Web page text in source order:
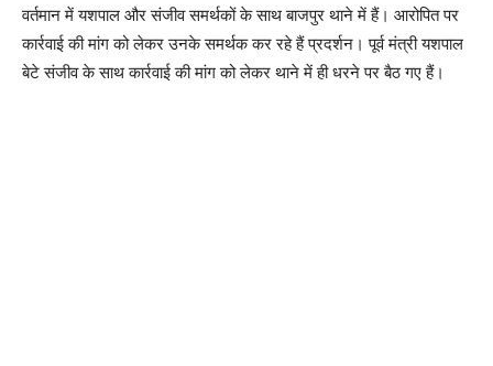
वर्तमान में यशपाल और संजीव समर्थकों के साथ बाजपुर थाने में हैं। आरोपित पर
कार्रवाई की मांग को लेकर उनके समर्थक कर रहे हैं प्रदर्शन। पूर्व मंत्री यशपाल
बेटे संजीव के साथ कार्रवाई की मांग को लेकर थाने में ही धरने पर बैठ गए हैं।